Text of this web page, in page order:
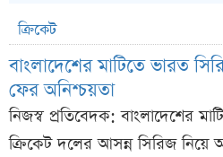
ক্রিকেট
বাংলাদেশের মাটিতে ভারত
ফের অনিশ্চয়তা
নিজস্ব প্রতিবেদক: বাংলাদেশের
ক্রিকেট দলের আসন্ন সিরিজ নিয়ে